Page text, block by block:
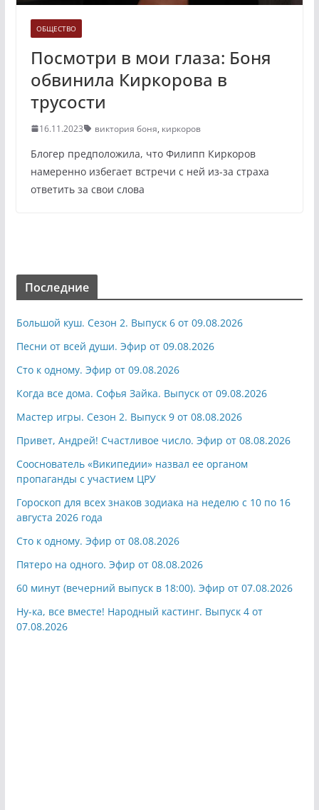
ОБЩЕСТВО
Посмотри в мои глаза: Боня
обвинила Киркорова в
трусости
16.11.2023 виктория боня, киркоров
Блогер предположила, что Филипп Киркоров
намеренно избегает встречи с ней из-за страха
ответить за свои слова
Последние
Большой куш. Сезон 2. Выпуск 6 от 09.08.2026
Песни от всей души. Эфир от 09.08.2026
Сто к одному. Эфир от 09.08.2026
Когда все дома. Софья Зайка. Выпуск от 09.08.2026
Мастер игры. Сезон 2. Выпуск 9 от 08.08.2026
Привет, Андрей! Счастливое число. Эфир от 08.08.2026
Сооснователь «Википедии» назвал ее органом
пропаганды с участием ЦРУ
Гороскоп для всех знаков зодиака на неделю с 10 по 16
августа 2026 года
Сто к одному. Эфир от 08.08.2026
Пятеро на одного. Эфир от 08.08.2026
60 минут (вечерний выпуск в 18:00). Эфир от 07.08.2026
Ну-ка, все вместе! Народный кастинг. Выпуск 4 от
07.08.2026